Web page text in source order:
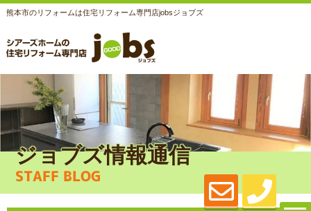
熊本市のリフォームは住宅リフォーム専門店jobsジョブズ
ジョブズ情報通信
STAFF BLOG